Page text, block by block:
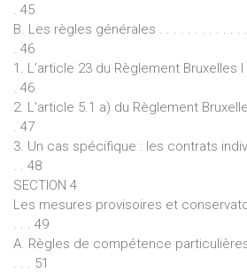
. 45
B. Les règles générales . . . . . . . . . . . . .
. 46
1. L’article 23 du Règlement Bruxelles I
. 46
2. L’article 5.1 a) du Règlement
. 47
3. Un cas spécifique : les contrats
. . 48
SECTION 4
Les mesures provisoires et
. . . 49
A. Règles de compétence particulières
. . . 51